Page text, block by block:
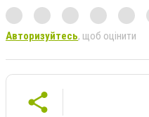
Авторизуйтесь, щоб оцінити